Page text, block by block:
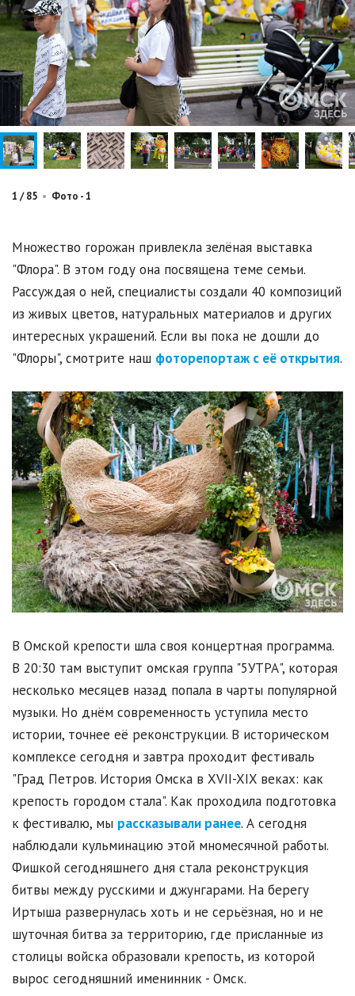
1 /85 • Фото - 1
Множество горожан привлекла зелёная выставка
"Флора". В этом году она посвящена теме семьи.
Рассуждая о ней, специалисты создали 40 композиций
из живых цветов, натуральных материалов и других
интересных украшений. Если вы пока не дошли до
"Флоры", смотрите наш фоторепортаж с её открытия.
В Омской крепости шла своя концертная программа.
В 20:30 там выступит омская группа "5УТРА", которая
несколько месяцев назад попала в чарты популярной
музыки. Но днём современность уступила место
истории, точнее её реконструкции. В историческом
комплексе сегодня и завтра проходит фестиваль
"Град Петров. История Омска в XVII-XIX веках: как
крепость городом стала". Как проходила подготовка
к фестивалю, мы рассказывали ранее. А сегодня
наблюдали кульминацию этой мномесячной работы.
Фишкой сегодняшнего дня стала реконструкция
битвы между русскими и джунгарами. На берегу
Иртыша развернулась хоть и не серьёзная, но и не
шуточная битва за территорию, где присланные из
столицы войска образовали крепость, из которой
вырос сегодняшний именинник - Омск.